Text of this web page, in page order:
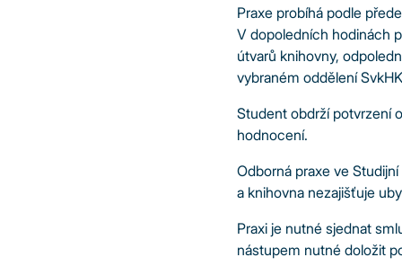
Praxe probíhá podle
V dopoledních hodinách
útvarů knihovny,
vybraném oddělení
Student obdrží potvrzení
hodnocení.
Odborná praxe ve
a knihovna nezajišťuje
Praxi je nutné sjednat
nástupem nutné doložit